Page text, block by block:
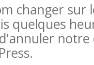
changer sur
quelques
notre